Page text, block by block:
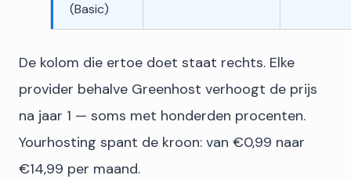
(Basic)
De kolom die ertoe doet staat rechts. Elke
provider behalve Greenhost verhoogt de prijs
na jaar 1 — soms met honderden procenten.
Yourhosting spant de kroon: van €0,99 naar
€14,99 per maand.